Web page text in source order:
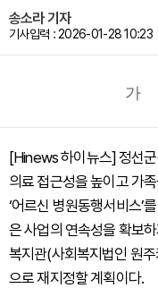
송소라 기자
기사입력 : 2026-01-28 10:23
가
[Hinews 하이뉴스] 정선
의료 접근성을 높이고 가
‘어르신 병원동행서비스’
은 사업의 연속성을 확보
복지관(사회복지법인 원
으로 재지정할 계획이다.